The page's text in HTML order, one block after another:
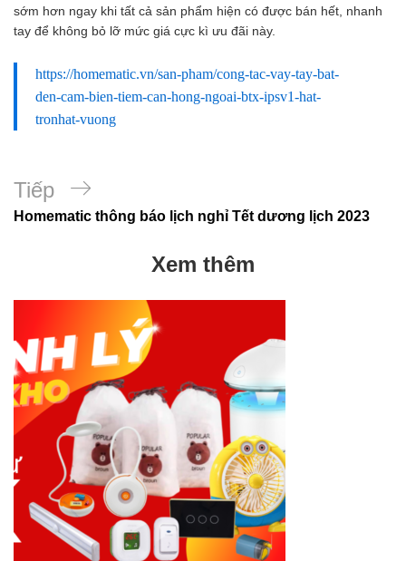
sớm hơn ngay khi tất cả sản phẩm hiện có được bán hết, nhanh
tay để không bỏ lỡ mức giá cực kì ưu đãi này.
https://homematic.vn/san-pham/cong-tac-vay-tay-bat-
den-cam-bien-tiem-can-hong-ngoai-btx-ipsv1-hat-
tronhat-vuong
Bài
tiếp
Tiếp
Homematic thông báo lịch nghỉ Tết dương lịch 2023
Xem thêm